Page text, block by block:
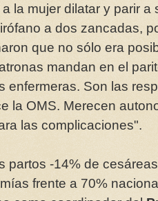
la mujer dilatar y parir a
a dos zancadas,
que no sólo era
mandan en el
enfermeras. Son las
la OMS. Merecen
las complicaciones".
partos -14% de
frente a 70%